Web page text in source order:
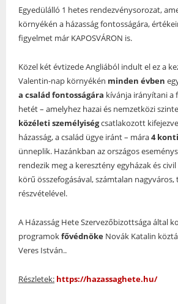
Egyedülálló 1 hetes rendezvénysorozat,
környékén a házasság fontosságára,
figyelmet már KAPOSVÁRON is.
Közel két évtizede Angliából indult el ez a
Valentin-nap környékén minden évben
a család fontosságára kívánja irányítani a
hetét – amelyhez hazai és nemzetközi
közéleti személyiségcsatlakozott
házasság, a család ügye iránt – mára4
ünneplik. Hazánkban az országos
rendezik meg a keresztény egyházak és
körű összefogásával, számtalan nagyváros,
részvételével.
A Házasság Hete Szervezőbizottsága által
programokfővédnöke Novák Katalin
Veres István..
Részletek: https://hazassaghete.hu/